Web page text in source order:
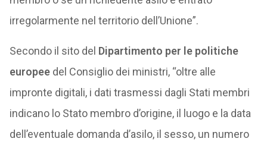
irregolarmente nel territorio dell’Unione”.
Secondo il sito del Dipartimento per le politiche
europeedel Consiglio dei ministri, “oltre alle
impronte digitali, i dati trasmessi dagli Stati membri
indicano lo Stato membro d’origine, il luogo e la data
dell’eventuale domanda d’asilo, il sesso, un numero